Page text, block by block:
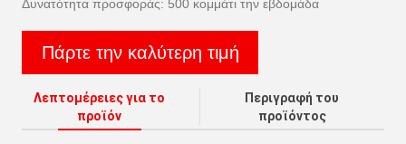
Δυνατότητα προσφοράς: 500 κομμάτι την εβδομάδα
Πάρτε την καλύτερη τιμή
Λεπτομέρειες για το
προϊόν
Περιγραφή του
προϊόντος